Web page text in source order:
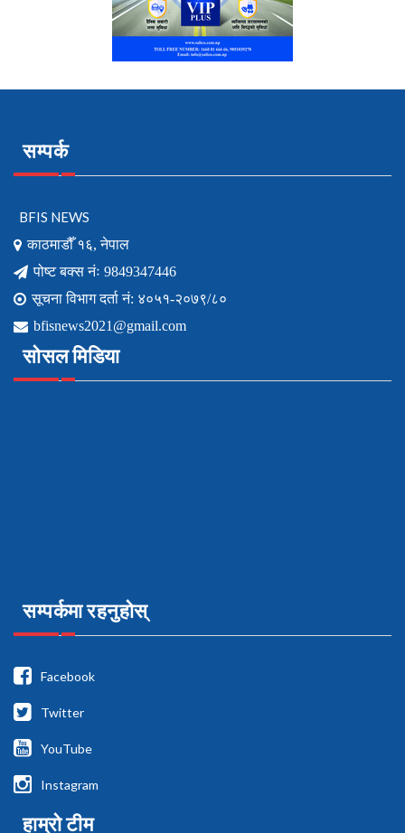
सम्पर्क
BFIS NEWS
काठमाडौँ १६, नेपाल
पोष्ट बक्स नंः 9849347446
सूचना विभाग दर्ता नं: ४०५१-२०७९/८०
bfisnews2021@gmail.com
सोसल मिडिया
सम्पर्कमा रहनुहोस्
Facebook
Twitter
YouTube
Instagram
हाम्रो टीम